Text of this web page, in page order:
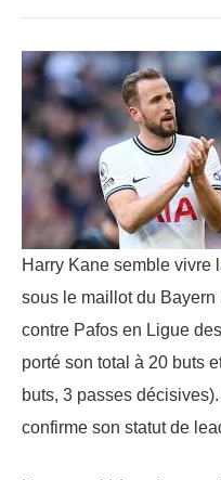
Harry Kane semble vivre
sous le maillot du
contre Pafos en Ligue
porté son total à 20 buts
buts, 3 passes
confirme son statut de